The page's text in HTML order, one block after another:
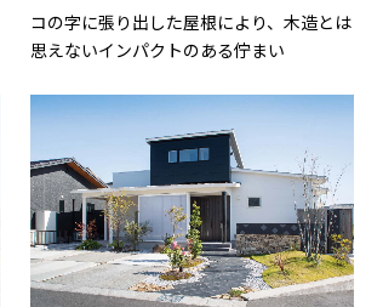
コの字に張り出した屋根により、木造とは
思えないインパクトのある佇まい